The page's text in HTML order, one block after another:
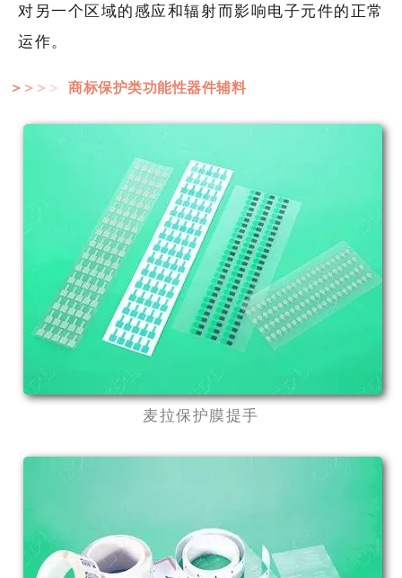
对另一个区域的感应和辐射而影响电子元件的正常
运作。
＞ ＞ ＞ ＞ 商标保护类功能性器件辅料
麦拉保护膜提手